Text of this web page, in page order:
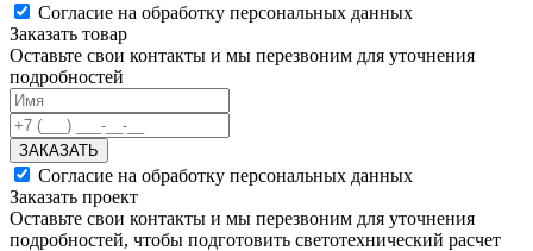
Согласие на обработку персональных данных
Заказать товар
Оставьте свои контакты и мы перезвоним для уточнения
подробностей
ЗАКАЗАТЬ
Согласие на обработку персональных данных
Заказать проект
Оставьте свои контакты и мы перезвоним для уточнения
подробностей, чтобы подготовить светотехнический расчет